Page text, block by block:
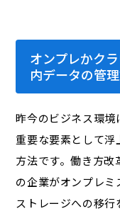
オンプレかク
内データの管
昨今のビジネス環境
重要な要素として
方法です。働き方改
の企業がオンプレ
ストレージへの移行